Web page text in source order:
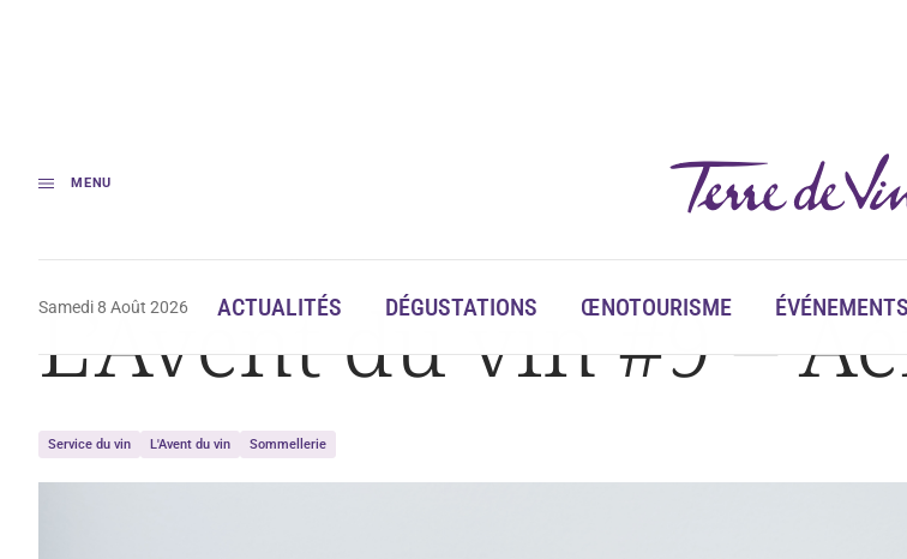
MENU
Samedi 8 Août 2026 ACTUALITÉS DÉGUSTATIONS ŒNOTOURISME ÉVÉNEMENTS
Accueil L’Avent du vin #9 – Aération contrôlée
L’Avent du vin #9 –
Service du vin L'Avent du vin Sommellerie